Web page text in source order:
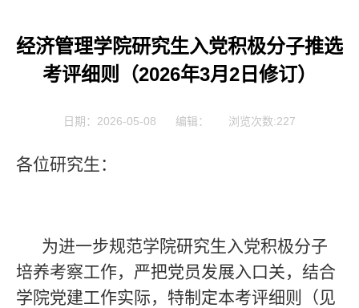
经济管理学院研究生入党积极分子推选
考评细则（2026年3月2日修订）
日期：2026-05-08 编辑： 浏览次数:227
各位研究生：
为进一步规范学院研究生入党积极分子
培养考察工作，严把党员发展入口关，结合
学院党建工作实际，特制定本考评细则（见